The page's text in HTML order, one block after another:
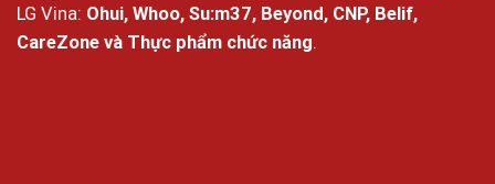
LG Vina: Ohui, Whoo, Su:m37, Beyond, CNP, Belif,
CareZone và Thực phẩm chức năng.